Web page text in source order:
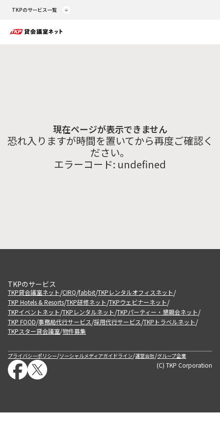
TKPのサービス一覧
現在ページが表示できません
恐れ入りますが時間を置いてから再度ご確認く
ださい。
エラーコード: undefined
TKPのサービス
TKP貸会議室ネット/CIRQ/fabbit/TKPレンタルオフィスネット/
TKP Hotels & Resorts/TKP研修ネット/TKPウェビナーネット/
TKPイベントネット/TKPレンタルネット/TKPパーティー・懇親会ネット/
TKP FOOD/事務局代行サービス/採用代行サービス/TKPトラベルネット/
TKPスター貸会議室/物件募集
プライバシーポリシー/ソーシャルメディアガイドライン/運営会社/グループ企業
(C) TKP Corporation